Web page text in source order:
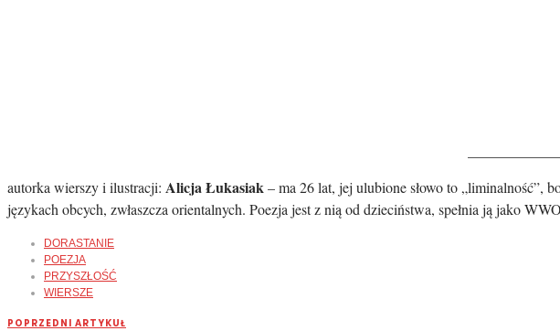
autorka wierszy i ilustracji: Alicja Łukasiak – ma 26 lat, jej ulubione słowo to „liminalność”,
językach obcych, zwłaszcza orientalnych. Poezja jest z nią od dzieciństwa, spełnia ją jako
DORASTANIE
POEZJA
PRZYSZŁOŚĆ
WIERSZE
POPRZEDNI ARTYKUŁ